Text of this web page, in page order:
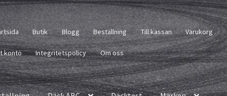
Butik Blogg Beställning Till kassan Varukorg
konto Integritetspolicy Om oss